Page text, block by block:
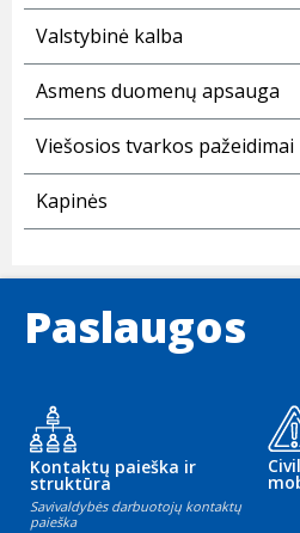
Valstybinė kalba
Asmens duomenų apsauga
Viešosios tvarkos pažeidimai
Kapinės
Paslaugos
Kontaktų paieška ir
struktūra
Savivaldybės darbuotojų kontaktų
paieška